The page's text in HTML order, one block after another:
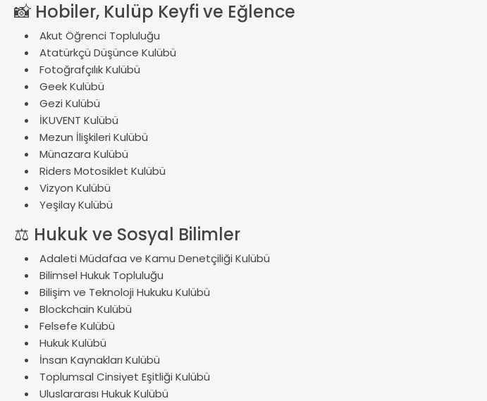
📸 Hobiler, Kulüp Keyfi ve Eğlence
Akut Öğrenci Topluluğu
Atatürkçü Düşünce Kulübü
Fotoğrafçılık Kulübü
Geek Kulübü
Gezi Kulübü
İKUVENT Kulübü
Mezun İlişkileri Kulübü
Münazara Kulübü
Riders Motosiklet Kulübü
Vizyon Kulübü
Yeşilay Kulübü
⚖️ Hukuk ve Sosyal Bilimler
Adaleti Müdafaa ve Kamu Denetçiliği Kulübü
Bilimsel Hukuk Topluluğu
Bilişim ve Teknoloji Hukuku Kulübü
Blockchain Kulübü
Felsefe Kulübü
Hukuk Kulübü
İnsan Kaynakları Kulübü
Toplumsal Cinsiyet Eşitliği Kulübü
Uluslararası Hukuk Kulübü